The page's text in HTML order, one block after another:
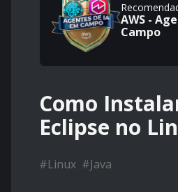
AWS -
Campo
Como
Eclipse no
#Linux #Java